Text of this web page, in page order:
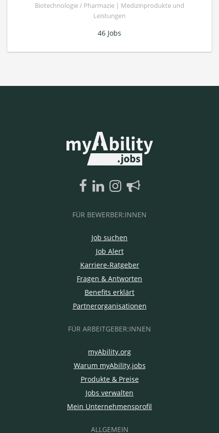
Biotechnologie / Pharmazie | Medizinprodukte und
Leistungen
46 Jobs
FÜR BEWERBER:INNEN
Job suchen
Job Alert
Karriere-Ratgeber
Fragen & Antworten
Benefits erklärt
Partnerorganisationen
FÜR ARBEITGEBER:INNEN
myAbility.org
Warum myAbility.jobs
Produkte & Preise
Jobs verwalten
Mein Unternehmensprofil
ALLGEMEIN